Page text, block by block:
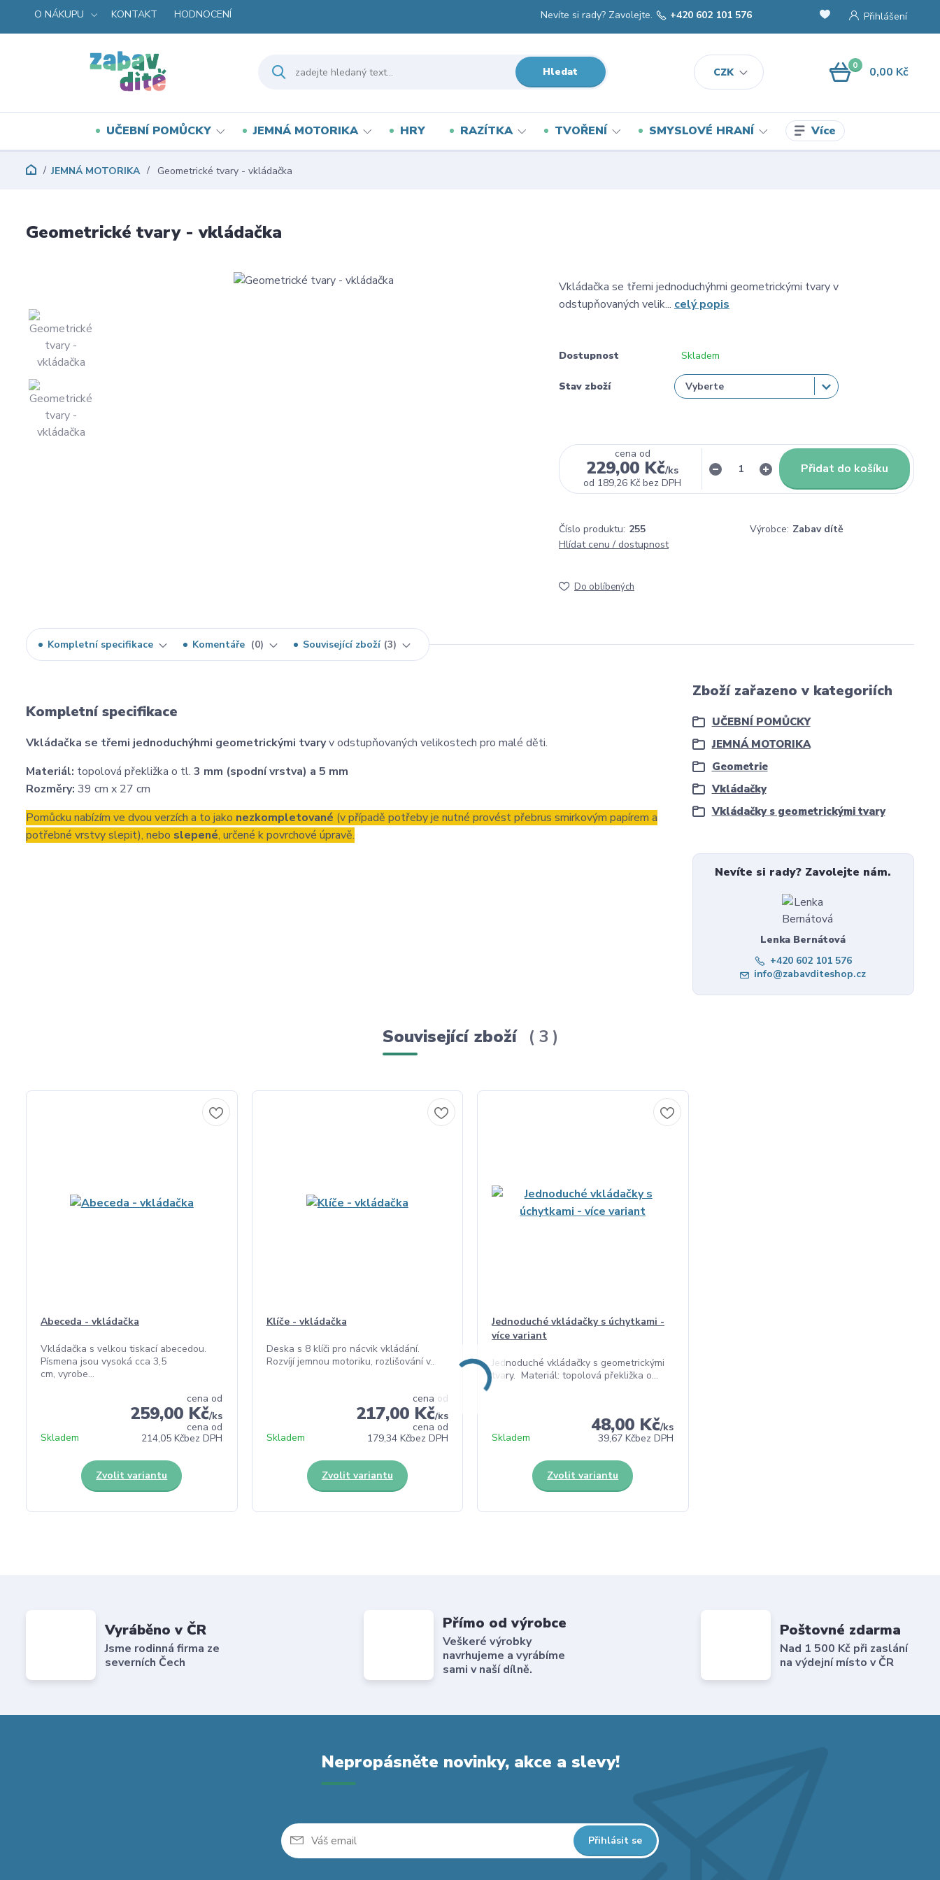
O NÁKUPU KONTAKT HODNOCENÍ
CZK
Přihlášení
Hledat
Nevíte si rady? Zavolejte. +420 602 101 576
0 0,00 Kč
UČEBNÍ POMŮCKY JEMNÁ MOTORIKA HRY RAZÍTKA TVOŘENÍ SMYSLOVÉ HRANÍ Více
JEMNÁ MOTORIKA Geometrické tvary - vkládačka
Geometrické tvary - vkládačka
Vkládačka se třemi jednoduchýhmi geometrickými tvary v
odstupňovaných velik... celý popis
Dostupnost Skladem
Stav zboží
cena od
229,00 Kč/ks
od 189,26 Kč bez DPH
Přidat do košíku
Číslo produktu: 255 Výrobce: Zabav dítě
Hlídat cenu / dostupnost
Do oblíbených
Kompletní specifikace Komentáře 0 Související zboží 3
Kompletní specifikace
Vkládačka se třemi jednoduchýhmi geometrickými tvaryv odstupňovaných velikostech pro malé děti.
Materiál: topolová překližka o tl. 3 mm (spodní vrstva) a 5 mm
Rozměry: 39 cm x 27 cm
Pomůcku nabízím ve dvou verzích a to jako nezkompletované (v případě potřeby je nutné provést přebrus smirkovým papírem a
potřebné vrstvy slepit), nebo slepené, určené k povrchové úpravě.
Zboží zařazeno v kategoriích
UČEBNÍ POMŮCKY
JEMNÁ MOTORIKA
Geometrie
Vkládačky
Vkládačky s geometrickými tvary
Nevíte si rady? Zavolejte nám.
Lenka Bernátová
+420 602 101 576
info@zabavditeshop.cz
Související zboží 3
Abeceda - vkládačka
Vkládačka s velkou tiskací abecedou.
Písmena jsou vysoká cca 3,5
cm, vyrobe...
cena od
259,00 Kč/ks
cena od
214,05 Kčbez DPH
Skladem
Zvolit variantu
Klíče - vkládačka
Deska s 8 klíči pro nácvik vkládání.
Rozvíjí jemnou motoriku, rozlišování v...
cena od
217,00 Kč/ks
cena od
179,34 Kčbez DPH
Skladem
Zvolit variantu
Jednoduché vkládačky s úchytkami -
více variant
Jednoduché vkládačky s geometrickými
tvary. Materiál: topolová překližka o...
48,00 Kč/ks
39,67 Kčbez DPH
Skladem
Zvolit variantu
Vyráběno v ČR
Jsme rodinná firma ze
severních Čech
Přímo od výrobce
Veškeré výrobky
navrhujeme a vyrábíme
sami v naší dílně.
Poštovné zdarma
Nad 1 500 Kč při zaslání
na výdejní místo v ČR
Nepropásněte novinky, akce a slevy!
Přihlásit se